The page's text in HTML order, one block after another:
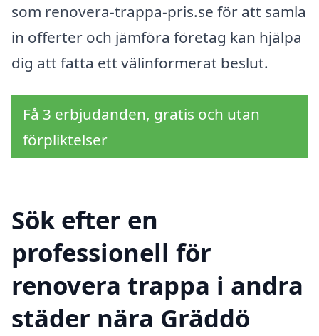
som renovera-trappa-pris.se för att samla
in offerter och jämföra företag kan hjälpa
dig att fatta ett välinformerat beslut.
Få 3 erbjudanden, gratis och utan
förpliktelser
Sök efter en
professionell för
renovera trappa i andra
städer nära Gräddö